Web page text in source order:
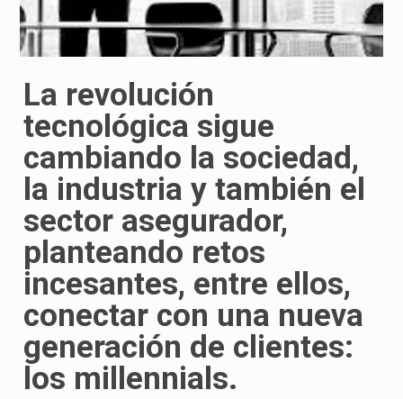
La revolución
tecnológica sigue
cambiando la sociedad,
la industria y también el
sector asegurador,
planteando retos
incesantes, entre ellos,
conectar con una nueva
generación de clientes:
los millennials.